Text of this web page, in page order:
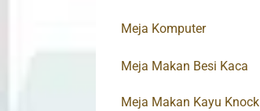
Meja Komputer
Meja Makan Besi Kaca
Meja Makan Kayu Knock